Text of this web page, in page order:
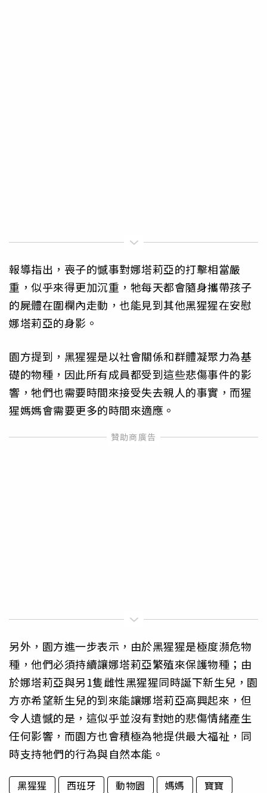
報導指出，喪子的憾事對娜塔莉亞的打擊相當嚴
重，似乎來得更加沉重，牠每天都會隨身攜帶孩子
的屍體在圍欄內走動，也能見到其他黑猩猩在安慰
娜塔莉亞的身影。
園方提到，黑猩猩是以社會關係和群體凝聚力為基
礎的物種，因此所有成員都受到這些悲傷事件的影
響，牠們也需要時間來接受失去親人的事實，而猩
猩媽媽會需要更多的時間來適應。
另外，園方進一步表示，由於黑猩猩是極度瀕危物
種，他們必須持續讓娜塔莉亞繁殖來保護物種；由
於娜塔莉亞與另1隻雌性黑猩猩同時誕下新生兒，園
方亦希望新生兒的到來能讓娜塔莉亞高興起來，但
令人遺憾的是，這似乎並沒有對她的悲傷情緒產生
任何影響，而園方也會積極為牠提供最大福祉，同
時支持牠們的行為與自然本能。
黑猩猩 西班牙 動物園 媽媽
寶寶